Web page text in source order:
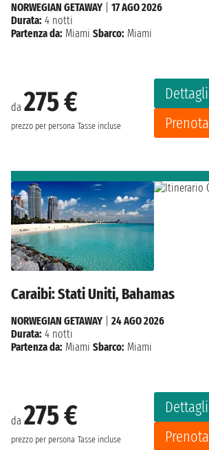
da 275 €
prezzo per persona Tasse incluse
Dettagli
Prenota
NORWEGIAN GETAWAY
17 AGO 2026
Durata: 4 notti
Partenza da: Miami Sbarco: Miami
Caraibi: Stati Uniti, Bahamas
da 275 €
prezzo per persona Tasse incluse
Dettagli
Prenota
NORWEGIAN GETAWAY
24 AGO 2026
Durata: 4 notti
Partenza da: Miami Sbarco: Miami